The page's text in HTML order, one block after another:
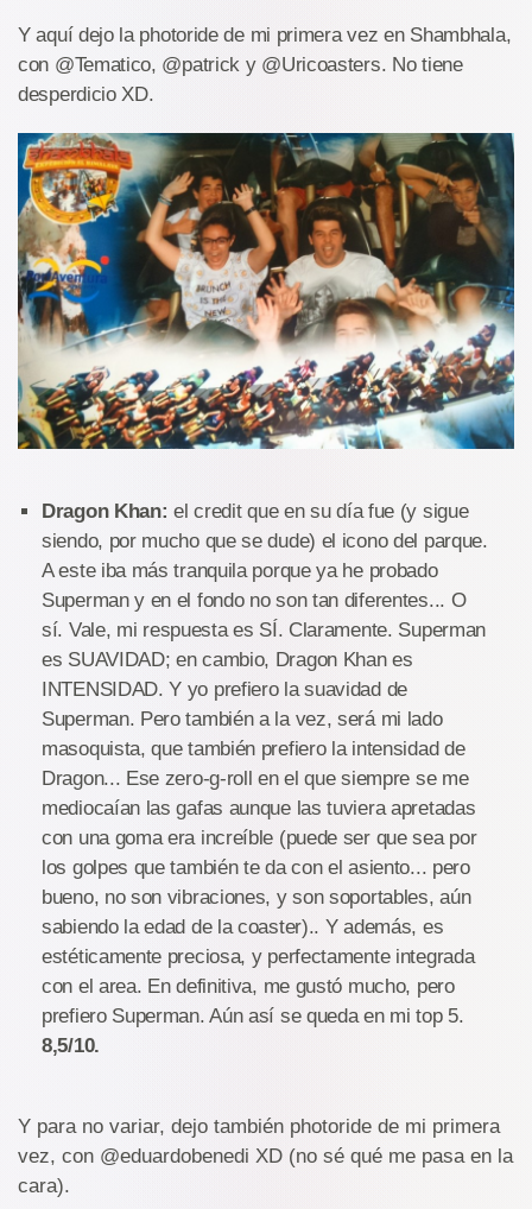
Y aquí dejo la photoride de mi primera vez en Shambhala,
con @Tematico, @patrick y @Uricoasters. No tiene
desperdicio XD.
Dragon Khan:el credit que en su día fue (y sigue
siendo, por mucho que se dude) el icono del parque.
A este iba más tranquila porque ya he probado
Superman y en el fondo no son tan diferentes... O
sí. Vale, mi respuesta es SÍ. Claramente. Superman
es SUAVIDAD; en cambio, Dragon Khan es
INTENSIDAD. Y yo prefiero la suavidad de
Superman. Pero también a la vez, será mi lado
masoquista, que también prefiero la intensidad de
Dragon... Ese zero-g-roll en el que siempre se me
mediocaían las gafas aunque las tuviera apretadas
con una goma era increíble (puede ser que sea por
los golpes que también te da con el asiento... pero
bueno, no son vibraciones, y son soportables, aún
sabiendo la edad de la coaster).. Y además, es
estéticamente preciosa, y perfectamente integrada
con el area. En definitiva, me gustó mucho, pero
prefiero Superman. Aún así se queda en mi top 5.
8,5/10.
Y para no variar, dejo también photoride de mi primera
vez, con @eduardobenedi XD (no sé qué me pasa en la
cara).